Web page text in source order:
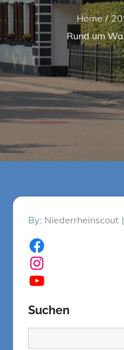
Home
Rund um
By: Niederrheinscout
Facebook
Instagram
YouTube
Suchen